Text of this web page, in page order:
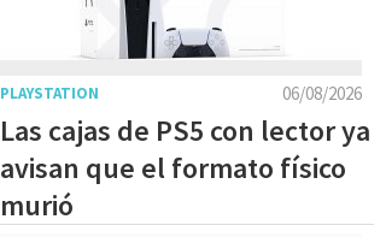
06/08/2026
PLAYSTATION
Las cajas de PS5 con lector ya
avisan que el formato físico
murió